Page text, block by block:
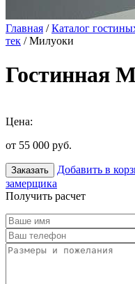
Главная /Каталог
тек / Милуоки
Гостинная
Цена:
от 55 000 руб.
Заказать Добавить в
замерщика
Получить расчет